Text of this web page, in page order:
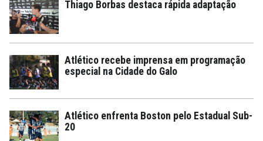
Thiago Borbas destaca rápida adaptação
Atlético recebe imprensa em programação
especial na Cidade do Galo
Atlético enfrenta Boston pelo Estadual Sub-
20